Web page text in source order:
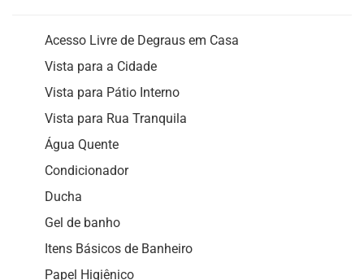
Acesso Livre de Degraus em Casa
Vista para a Cidade
Vista para Pátio Interno
Vista para Rua Tranquila
Água Quente
Condicionador
Ducha
Gel de banho
Itens Básicos de Banheiro
Papel Higiênico